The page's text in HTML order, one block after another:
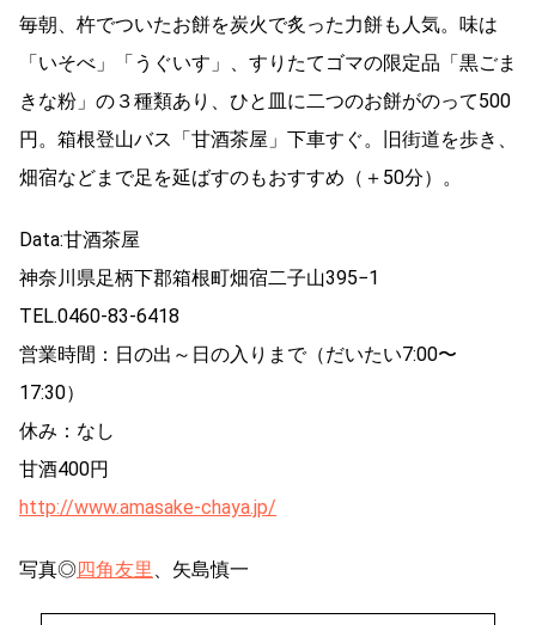
毎朝、杵でついたお餅を炭火で炙った力餅も人気。味は
「いそべ」「うぐいす」、すりたてゴマの限定品「黒ごま
きな粉」の３種類あり、ひと皿に二つのお餅がのって500
円。箱根登山バス「甘酒茶屋」下車すぐ。旧街道を歩き、
畑宿などまで足を延ばすのもおすすめ（＋50分）。
Data:甘酒茶屋
神奈川県足柄下郡箱根町畑宿二子山395−1
TEL.0460-83-6418
営業時間：日の出～日の入りまで（だいたい7:00〜
17:30）
休み：なし
甘酒400円
http://www.amasake-chaya.jp/
写真◎四角友里 、矢島慎一